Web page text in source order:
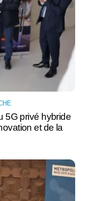
5G privé hybride
et de la